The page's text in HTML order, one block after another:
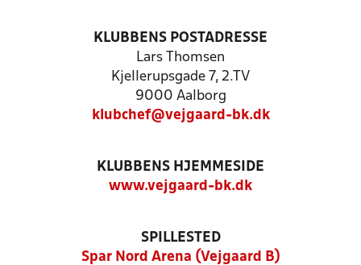
KLUBBENS POSTADRESSE
Lars Thomsen
Kjellerupsgade 7, 2.TV
9000 Aalborg
klubchef@vejgaard-bk.dk
KLUBBENS HJEMMESIDE
www.vejgaard-bk.dk
SPILLESTED
Spar Nord Arena (Vejgaard B)